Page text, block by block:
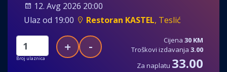
12. Avg 2026 20:00
Ulaz od 19:00
Restoran KASTEL, Teslić
Broj ulaznica
+ - Cijena 30 KM
Troškovi izdavanja 3.00
Za naplatu 33.00